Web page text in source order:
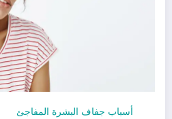
أسباب جفاف البشرة المفاجئ